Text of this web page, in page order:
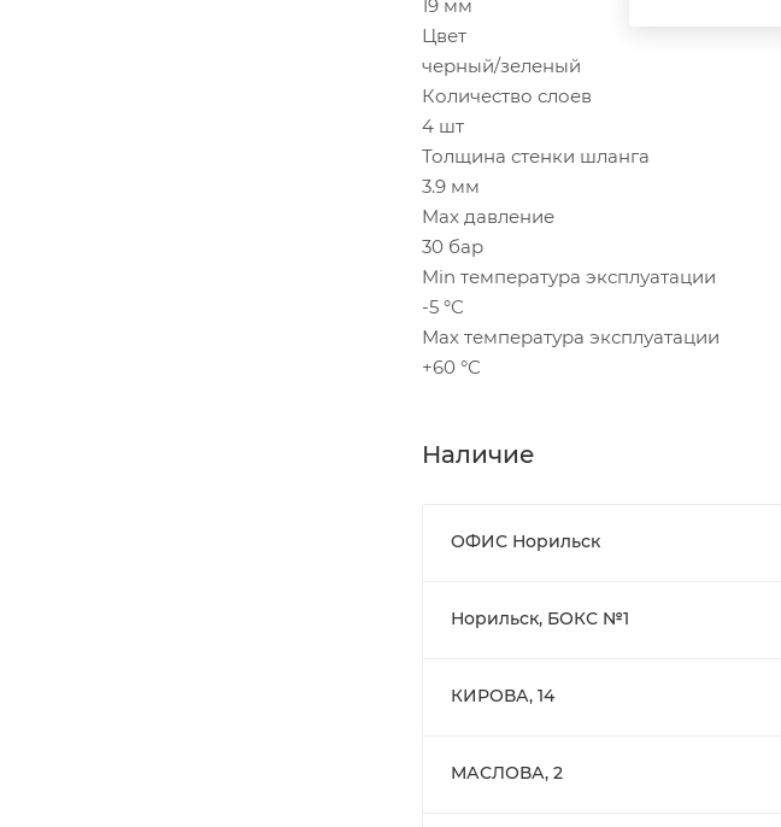
19 мм
Цвет
черный/зеленый
Количество слоев
4 шт
Толщина стенки шланга
3.9 мм
Max давление
30 бар
Min температура эксплуатации
-5 °С
Мах температура эксплуатации
+60 °С
Наличие
ОФИС Норильск
Норильск, БОКС №1
КИРОВА, 14
МАСЛОВА, 2